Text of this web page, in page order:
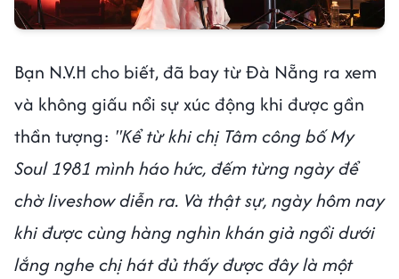
Bạn N.V.H cho biết, đã bay từ Đà Nẵng ra xem
và không giấu nổi sự xúc động khi được gần
thần tượng: "Kể từ khi chị Tâm công bố My
Soul 1981 mình háo hức, đếm từng ngày để
chờ liveshow diễn ra. Và thật sự, ngày hôm nay
khi được cùng hàng nghìn khán giả ngồi dưới
lắng nghe chị hát đủ thấy được đây là một